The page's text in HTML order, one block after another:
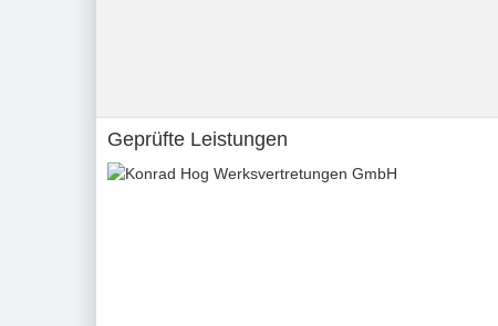
Geprüfte Leistungen